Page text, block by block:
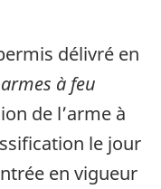
délivré en
à feu
de l’arme à
le jour
en vigueur